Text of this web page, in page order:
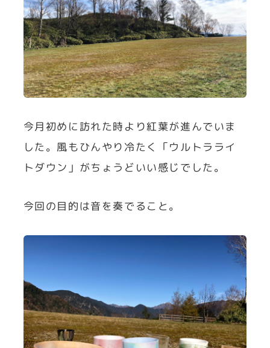
今月初めに訪れた時より紅葉が進んでいま
した。風もひんやり冷たく「ウルトラライ
トダウン」がちょうどいい感じでした。
今回の目的は音を奏でること。